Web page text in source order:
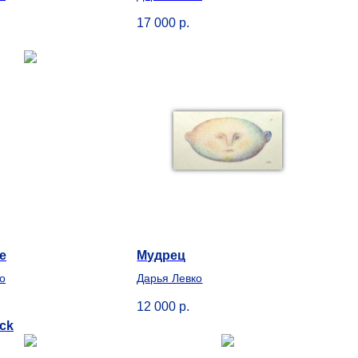
17 000 р.
Мудрец
Дарья Левко
12 000 р.